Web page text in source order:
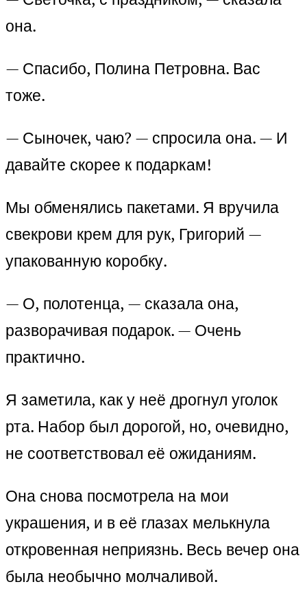
она.
— Спасибо, Полина Петровна. Вас
тоже.
— Сыночек, чаю? — спросила она. — И
давайте скорее к подаркам!
Мы обменялись пакетами. Я вручила
свекрови крем для рук, Григорий —
упакованную коробку.
— О, полотенца, — сказала она,
разворачивая подарок. — Очень
практично.
Я заметила, как у неё дрогнул уголок
рта. Набор был дорогой, но, очевидно,
не соответствовал её ожиданиям.
Она снова посмотрела на мои
украшения, и в её глазах мелькнула
откровенная неприязнь. Весь вечер она
была необычно молчаливой.